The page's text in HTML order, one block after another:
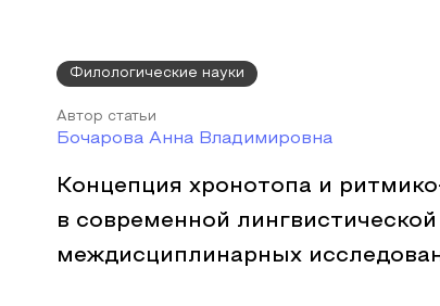
Филологические науки
Автор статьи
Бочарова Анна Владимировна
Концепция хронотопа и
в современной
междисциплинарных